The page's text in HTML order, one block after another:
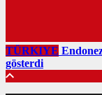
TÜRKIYE
gösterdi